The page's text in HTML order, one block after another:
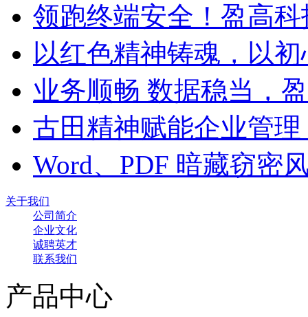
领跑终端安全！盈高
以红色精神铸魂，以
业务顺畅 数据稳当，
古田精神赋能企业管
Word、PDF 暗藏窃密
关于我们
公司简介
企业文化
诚聘英才
联系我们
产品中心